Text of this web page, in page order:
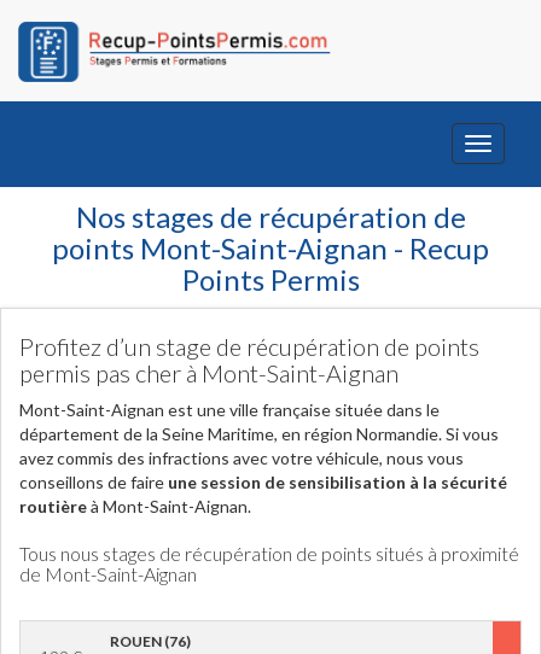
Toggle
Nos stages de récupération de
points Mont-Saint-Aignan - Recup
Points Permis
Profitez d’un stage de récupération de points
permis pas cher à Mont-Saint-Aignan
Mont-Saint-Aignan est une ville française située dans le
département de la Seine Maritime, en région Normandie. Si vous
avez commis des infractions avec votre véhicule, nous vous
conseillons de faire une session de sensibilisation à la sécurité
routièreà Mont-Saint-Aignan.
Tous nous stages de récupération de points situés à proximité
de Mont-Saint-Aignan
ROUEN (76)